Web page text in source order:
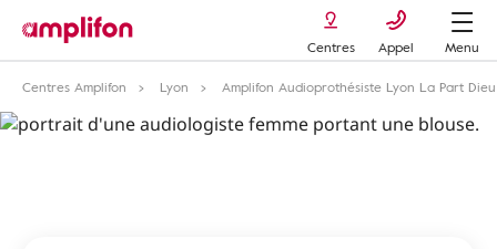
Centres Appel
Menu
Centres Amplifon
Lyon Amplifon Audioprothésiste Lyon La Part Dieu